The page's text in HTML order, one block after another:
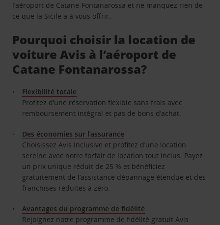
l’aéroport de Catane-Fontanarossa et ne manquez rien de
ce que la Sicile a à vous offrir.
Pourquoi choisir la location de
voiture Avis à l’aéroport de
Catane Fontanarossa?
Flexibilité totale
Profitez d’une réservation flexible sans frais avec
remboursement intégral et pas de bons d’achat.
Des économies sur l’assurance
Choisissez Avis Inclusive et profitez d’une location
sereine avec notre forfait de location tout inclus. Payez
un prix unique réduit de 25 % et bénéficiez
gratuitement de l’assistance dépannage étendue et des
franchises réduites à zéro.
Avantages du programme de fidélité
Rejoignez notre programme de fidélité gratuit Avis